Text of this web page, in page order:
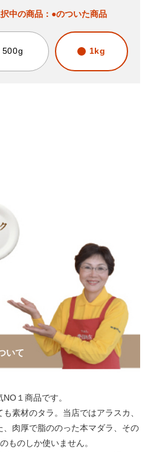
中の商品：●のついた商品
500g 1kg
いて
１商品です。
素材のタラ。当店ではアラスカ、
肉厚で脂ののった本マダラ、その
ものしか使いません。